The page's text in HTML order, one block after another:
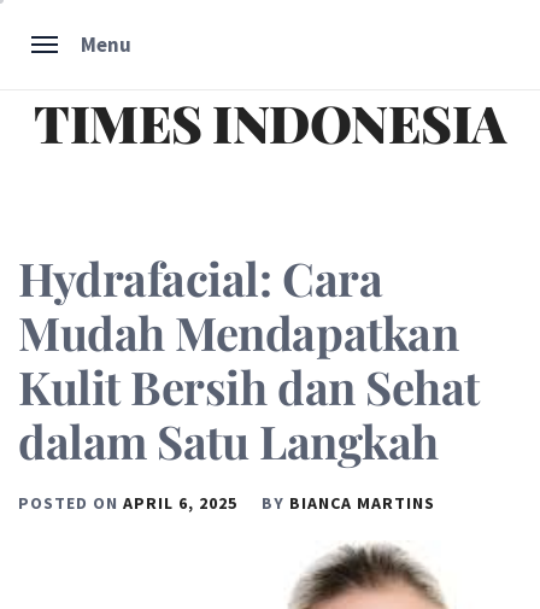
Menu
TIMES INDONESIA
Hydrafacial: Cara
Mudah Mendapatkan
Kulit Bersih dan Sehat
dalam Satu Langkah
POSTED ON APRIL 6, 2025 BY BIANCA MARTINS